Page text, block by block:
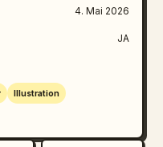
4. Mai 2026
JA
Illustration